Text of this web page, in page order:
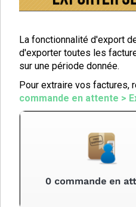
La fonctionnalité d'export
d'exporter toutes les
sur une période donnée.
Pour extraire vos factures,
commande en attente >